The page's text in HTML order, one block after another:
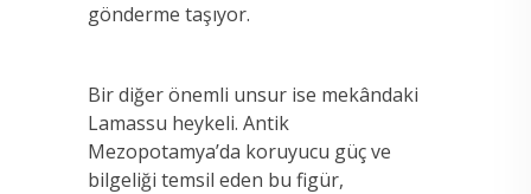
gönderme taşıyor.
Bir diğer önemli unsur ise mekândaki
Lamassu heykeli. Antik
Mezopotamya’da koruyucu güç ve
bilgeliği temsil eden bu figür,